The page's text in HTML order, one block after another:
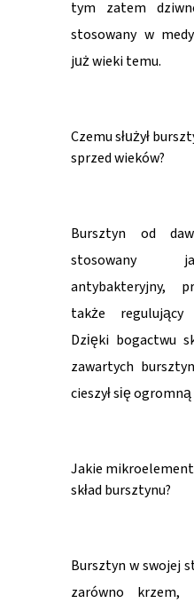
tym zatem
stosowany w
już wieki temu.
Czemu służył
sprzed wieków?
Bursztyn od
stosowany
antybakteryjny,
także regulujący
Dzięki bogactwu
zawartych
cieszył się
Jakie
skład bursztynu?
Bursztyn w swojej
zarówno krzem,